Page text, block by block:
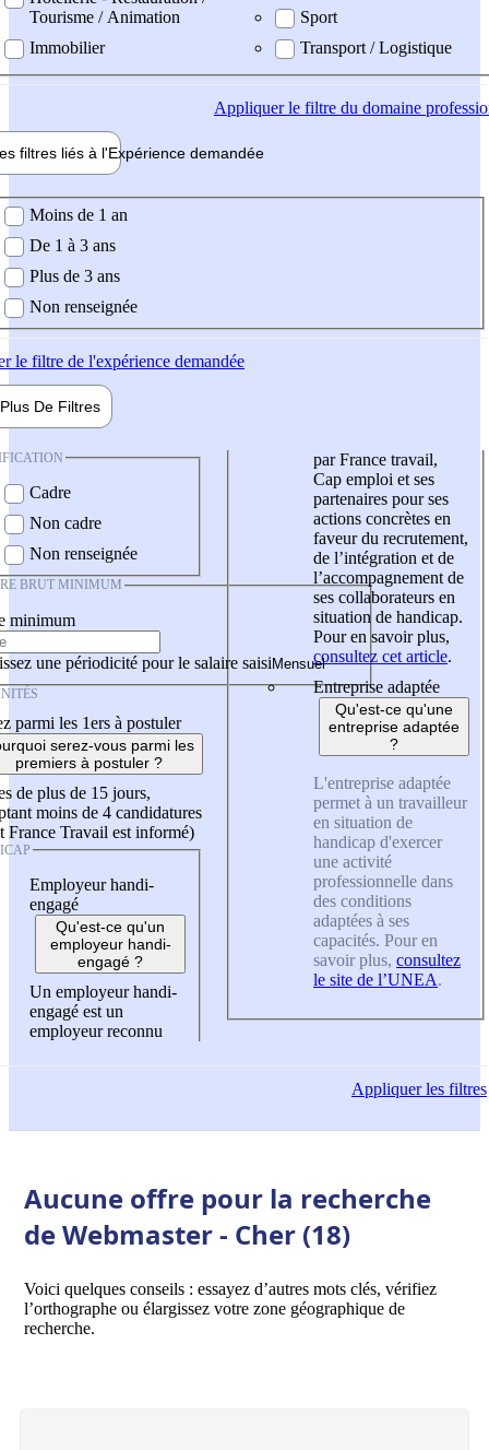
Tourisme / Animation
Immobilier
Sport
Transport / Logistique
Appliquerle filtre du domaine
filtres liés à l'Expérience demandée
demandée
Moins de 1 an
De 1 à 3 ans
Plus de 3 ans
Non renseignée
le filtre de l'expérience demandée
Plus De Filtres
Cadre
Non cadre
Non renseignée
BRUT MINIMUM
minimum
une périodicité pour le salaire saisi
parmi les 1ers à postuler
serez-vous parmi les
premiers à postuler ?
de plus de 15 jours,
moins de 4 candidatures
France Travail est informé)
Employeur handi-
engagé
Qu'est-ce qu'un
employeur handi-
engagé ?
Un employeur handi-
engagé est un
employeur reconnu
par France travail,
Cap emploi et ses
partenaires pour ses
actions concrètes en
faveur du recrutement,
de l’intégration et de
l’accompagnement de
ses collaborateurs en
situation de handicap.
Pour en savoir plus,
consultez cet article.
Entreprise adaptée
Qu'est-ce qu'une
entreprise adaptée
?
L'entreprise adaptée
permet à un travailleur
en situation de
handicap d'exercer
une activité
professionnelle dans
des conditions
adaptées à ses
capacités. Pour en
savoir plus, consultez
le site de l’UNEA.
Appliquerles filtres
Aucune offre pour la recherche
de Webmaster - Cher (18)
Voici quelques conseils : essayez d’autres mots clés, vérifiez
l’orthographe ou élargissez votre zone géographique de
recherche.